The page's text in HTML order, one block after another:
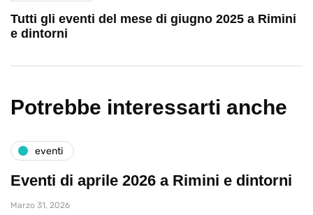
Tutti gli eventi del mese di giugno 2025 a Rimini
e dintorni
Potrebbe interessarti anche
eventi
Eventi di aprile 2026 a Rimini e dintorni
Marzo 31, 2026